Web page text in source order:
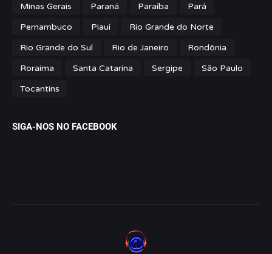
Minas Gerais
Paraná Paraíba
Pará
Pernambuco
Piauí
Rio Grande do Norte
Rio Grande do Sul
Rio de Janeiro
Rondônia
Roraima
Santa Catarina Sergipe
São Paulo
Tocantins
SIGA-NOS NO FACEBOOK